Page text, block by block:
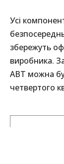
Усі
збережуть
виробника.
ABT можна
четвертого